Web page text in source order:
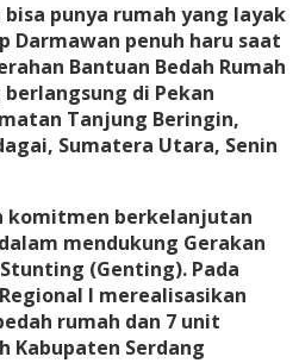
punya rumah yang layak
Darmawan penuh haru saat
Bantuan Bedah Rumah
berlangsung di Pekan
Tanjung Beringin,
Sumatera Utara, Senin
komitmen berkelanjutan
mendukung Gerakan
(Genting). Pada
I merealisasikan
rumah dan 7 unit
Kabupaten Serdang